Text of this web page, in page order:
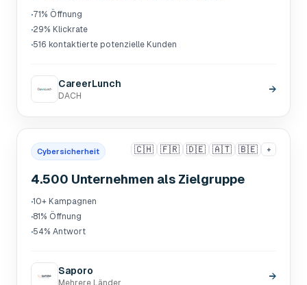
·71% Öffnung
·29% Klickrate
·516 kontaktierte potenzielle Kunden
CareerLunch
DACH
→
Cybersicherheit 🇨🇭 🇫🇷 🇩🇪 🇦🇹 🇧🇪 +
4.500 Unternehmen als Zielgruppe
·10+ Kampagnen
·81% Öffnung
·54% Antwort
Saporo
Mehrere Länder
→